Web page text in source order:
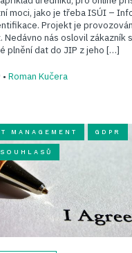
moci, jako je třeba ISÚI –
Projekt je
Nedávno nás oslovil zákazník
plnění dat do JIP z jeho […]
Roman Kučera
MANAGEMENT GDPR